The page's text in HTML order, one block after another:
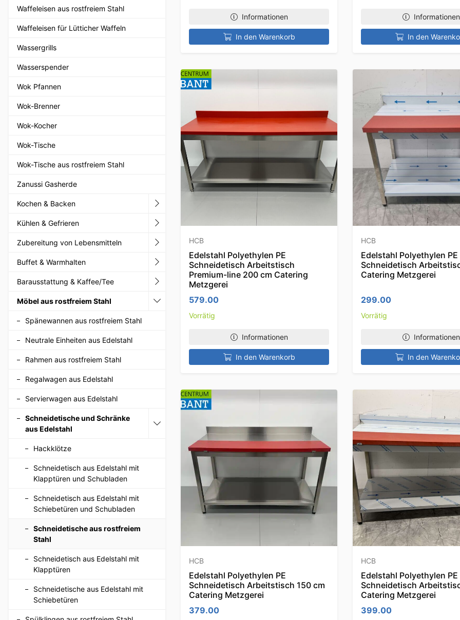
Waffeleisen aus rostfreiem Stahl
Waffeleisen für Lütticher Waffeln
Wassergrills
Wasserspender
Wok Pfannen
Wok-Brenner
Wok-Kocher
Wok-Tische
Wok-Tische aus rostfreiem Stahl
Zanussi Gasherde
Kochen & Backen
Kühlen & Gefrieren
Zubereitung von Lebensmitteln
Buffet & Warmhalten
Barausstattung & Kaffee/Tee
Möbel aus rostfreiem Stahl
Spänewannen aus rostfreiem Stahl
Neutrale Einheiten aus Edelstahl
Rahmen aus rostfreiem Stahl
Regalwagen aus Edelstahl
Servierwagen aus Edelstahl
Schneidetische und Schränke
aus Edelstahl
Hackklötze
Schneidetisch aus Edelstahl mit
Klapptüren und Schubladen
Schneidetisch aus Edelstahl mit
Schiebetüren und Schubladen
Schneidetische aus rostfreiem
Stahl
Schneidetisch aus Edelstahl mit
Klapptüren
Schneidetische aus Edelstahl mit
Schiebetüren
Informationen
In den Warenkorb
Informationen
In den
HCB
Edelstahl Polyethylen PE
Schneidetisch Arbeitstisch
Premium-line 200 cm Catering
Metzgerei
579.00
Vorrätig
Informationen
In den Warenkorb
HCB
Edelstahl Polyethylen PE
Schneidetisch
Catering Metzgerei
299.00
Vorrätig
Informationen
In den
HCB
Edelstahl Polyethylen PE
Schneidetisch Arbeitstisch 150 cm
Catering Metzgerei
379.00
HCB
Edelstahl Polyethylen PE
Schneidetisch
Catering Metzgerei
399.00